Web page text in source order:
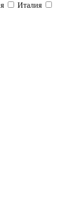
Италия